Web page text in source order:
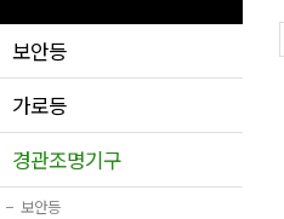
보안등
가로등
경관조명기구
− 보안등